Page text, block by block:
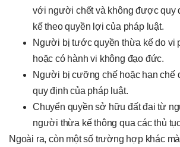
với người chết và không được quy
kế theo quyền lợi của pháp luật.
Người bị tước quyền thừa kế do vi
hoặc có hành vi không đạo đức.
Người bị cưỡng chế hoặc hạn chế
quy định của pháp luật.
Chuyển quyền sở hữu đất đai từ
người thừa kế thông qua các thủ
Ngoài ra, còn một số trường hợp khác